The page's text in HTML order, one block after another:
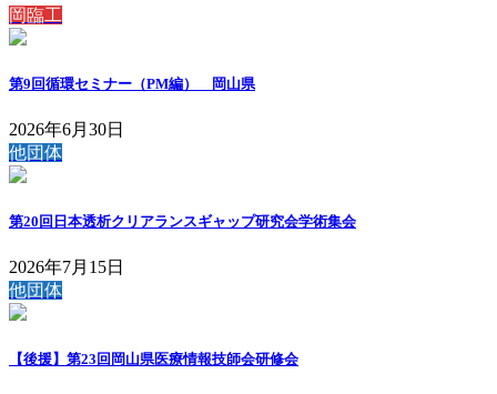
岡臨工
第9回循環セミナー（PM編） 岡山県
2026年6月30日
他団体
第20回日本透析クリアランスギャップ研究会学術集会
2026年7月15日
他団体
【後援】第23回岡山県医療情報技師会研修会